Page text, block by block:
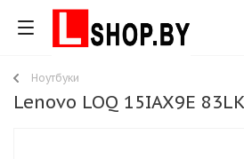
Ноутбуки
Lenovo LOQ 15IAX9E